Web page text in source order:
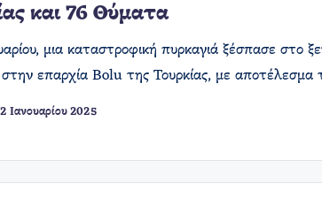
και 76 Θύματα
μια καταστροφική πυρκαγιά ξέσπασε στο
επαρχία Bolu της Τουρκίας, με αποτέλεσμα
Ιανουαρίου 2025